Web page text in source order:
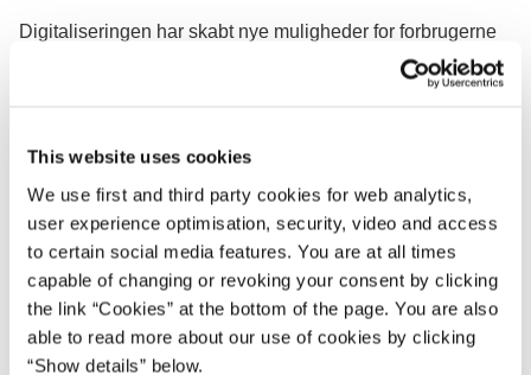
This website uses cookies
We use first and third party cookies for web analytics,
user experience optimisation, security, video and access
to certain social media features. You are at all times
capable of changing or revoking your consent by clicking
the link “Cookies” at the bottom of the page. You are also
able to read more about our use of cookies by clicking
“Show details” below.
Digitaliseringen har skabt nye muligheder for forbrugerne
med adgang til større produktudbud og nye markeder. Men
den rummer også udfordringer for forbrugerne i forhold til fx
med de nye vilkår og favner både muligheder og
Den forbrugerpolitiske strategi skal blandt andet give
forbrugerne de bedste rammer for at anvende egne data til
at opnå bedre produkter og løsninger. Forbrugerne skal
have adgang til nem og sikker nethandel.
Oplysningsforpligtelserne skal i højere grad målrettes